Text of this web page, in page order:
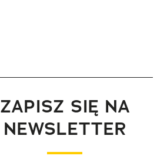
ZAPISZ SIĘ NA
NEWSLETTER